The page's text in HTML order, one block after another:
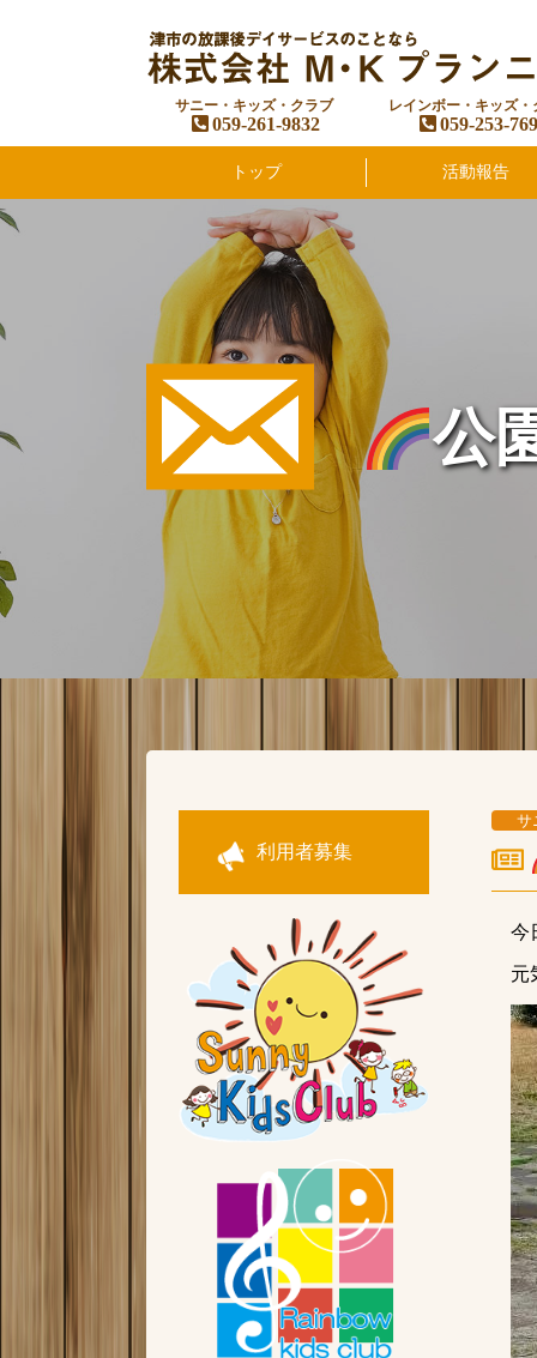
サニー・キッズ・クラブ
059-261-9832
レインボー・キッズ・
059-253-
トップ 活動報告
公
サ
今
元
利用者募集